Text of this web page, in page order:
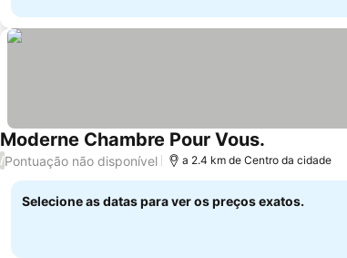
Moderne Chambre Pour Vous.
/Pontuação não disponível a 2.4 km de Centro da cidade
Selecione as datas para ver os preços exatos.